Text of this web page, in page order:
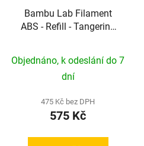
Bambu Lab Filament
ABS - Refill - Tangerine
Objednáno, k odeslání do 7
dní
475 Kč bez DPH
575 Kč